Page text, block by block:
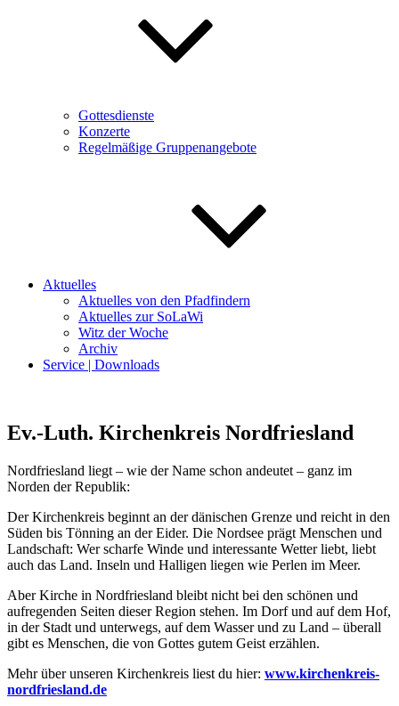
Gottesdienste
Konzerte
Regelmäßige Gruppenangebote
Aktuelles
Aktuelles von den Pfadfindern
Aktuelles zur SoLaWi
Witz der Woche
Archiv
Service | Downloads
Ev.-Luth. Kirchenkreis Nordfriesland
Nordfriesland liegt – wie der Name schon andeutet – ganz im
Norden der Republik:
Der Kirchenkreis beginnt an der dänischen Grenze und reicht in den
Süden bis Tönning an der Eider. Die Nordsee prägt Menschen und
Landschaft: Wer scharfe Winde und interessante Wetter liebt, liebt
auch das Land. Inseln und Halligen liegen wie Perlen im Meer.
Aber Kirche in Nordfriesland bleibt nicht bei den schönen und
aufregenden Seiten dieser Region stehen. Im Dorf und auf dem Hof,
in der Stadt und unterwegs, auf dem Wasser und zu Land – überall
gibt es Menschen, die von Gottes gutem Geist erzählen.
Mehr über unseren Kirchenkreis liest du hier: www.kirchenkreis-
nordfriesland.de